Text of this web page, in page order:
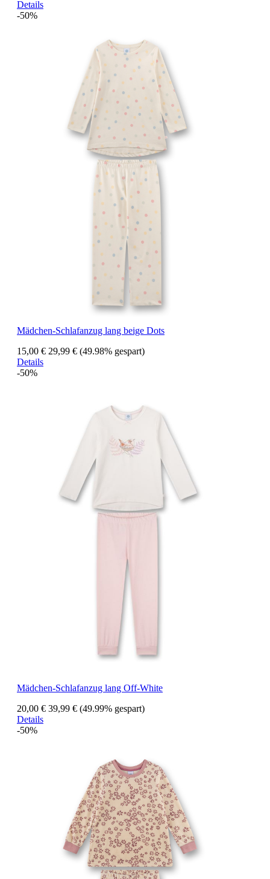
Details
-50%
Mädchen-Schlafanzug lang beige Dots
15,00 € 29,99 € (49.98% gespart)
Details
-50%
Mädchen-Schlafanzug lang Off-White
20,00 € 39,99 € (49.99% gespart)
Details
-50%